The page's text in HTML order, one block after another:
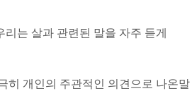
는 살과 관련된 말을 자주 듣게
히 개인의 주관적인 의견으로 나온말